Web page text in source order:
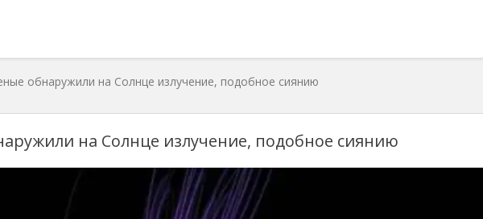
обнаружили на Солнце излучение, подобное сиянию
на Солнце излучение, подобное сиянию